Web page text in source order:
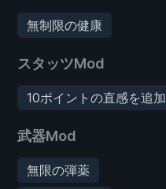
無制限の健康
スタッツMod
10ポイントの直感を追加
武器Mod
無限の弾薬